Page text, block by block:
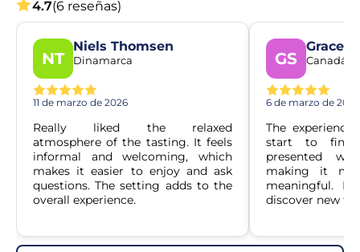
4.7(6 reseñas)
NT
Niels Thomsen
Dinamarca
11 de marzo de 2026
Really liked the relaxed
atmosphere of the tasting. It feels
informal and welcoming, which
makes it easier to enjoy and ask
questions. The setting adds to the
overall experience.
GS
Grace
Canadá
6 de marzo de 2026
The
start to
presented
making it
meaningful.
discover new